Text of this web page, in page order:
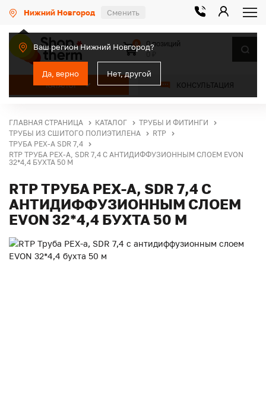
Нижний Новгород Сменить
Ваш регион Нижний Новгород?
Да, верно Нет, другой
КАТАЛОГ КОНСУЛЬТАЦИЯ
0
0 позиций
ГЛАВНАЯ СТРАНИЦА КАТАЛОГ
ТРУБЫ И ФИТИНГИ
ТРУБЫ ИЗ СШИТОГО ПОЛИЭТИЛЕНА
RTP
ТРУБА PEX-A SDR 7,4
RTP ТРУБА PEX-A, SDR 7,4 С АНТИДИФФУЗИОННЫМ СЛОЕМ EVON
32*4,4 БУХТА 50 М
RTP ТРУБА PEX-A, SDR 7,4 С
АНТИДИФФУЗИОННЫМ СЛОЕМ
EVON 32*4,4 БУХТА 50 М